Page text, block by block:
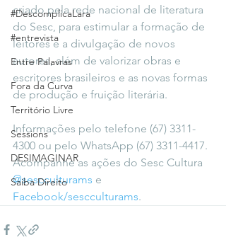
#DescomplicaLara
#entrevista
Entre Palavras
Fora da Curva
Território Livre
Sessions
DESIMAGINAR
Saiba Direito
criado pela rede nacional de literatura
do Sesc, para estimular a formação de
leitores e a divulgação de novos
autores, além de valorizar obras e
escritores brasileiros e as novas formas
de produção e fruição literária.
Informações pelo telefone (67) 3311-
4300 ou pelo WhatsApp (67) 3311-4417.
Acompanhe as ações do Sesc Cultura
@sescculturams e
Facebook/sescculturams.